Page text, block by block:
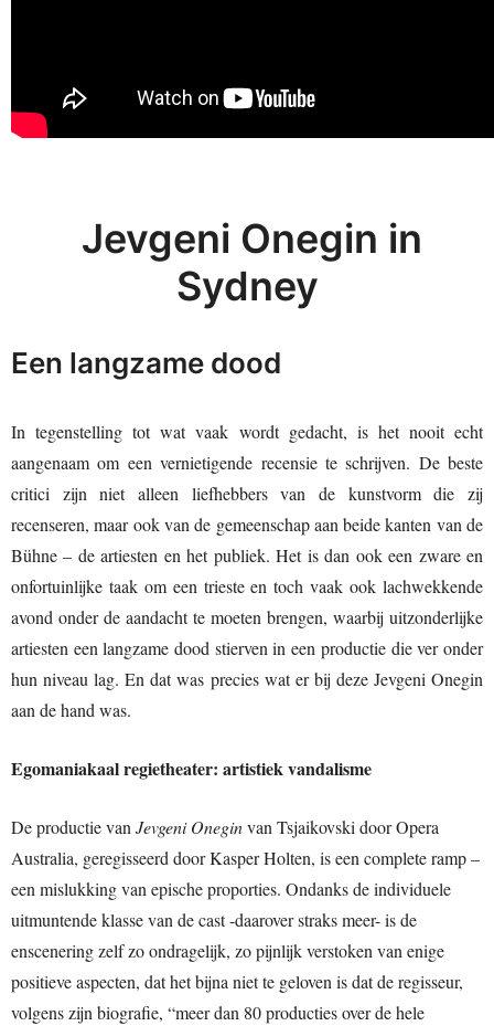
Jevgeni Onegin in
Sydney
Een langzame dood
In tegenstelling tot wat vaak wordt gedacht, is het nooit echt
aangenaam om een vernietigende recensie te schrijven. De beste
critici zijn niet alleen liefhebbers van de kunstvorm die zij
recenseren, maar ook van de gemeenschap aan beide kanten van de
Bühne – de artiesten en het publiek. Het is dan ook een zware en
onfortuinlijke taak om een trieste en toch vaak ook lachwekkende
avond onder de aandacht te moeten brengen, waarbij uitzonderlijke
artiesten een langzame dood stierven in een productie die ver onder
hun niveau lag. En dat was precies wat er bij deze Jevgeni Onegin
aan de hand was.
Egomaniakaal regietheater: artistiek vandalisme
De productie vanJevgeni Oneginvan Tsjaikovski door Opera
Australia, geregisseerd door Kasper Holten, is een complete ramp –
een mislukking van epische proporties. Ondanks de individuele
uitmuntende klasse van de cast -daarover straks meer- is de
enscenering zelf zo ondragelijk, zo pijnlijk verstoken van enige
positieve aspecten, dat het bijna niet te geloven is dat de regisseur,
volgens zijn biografie, “meer dan 80 producties over de hele